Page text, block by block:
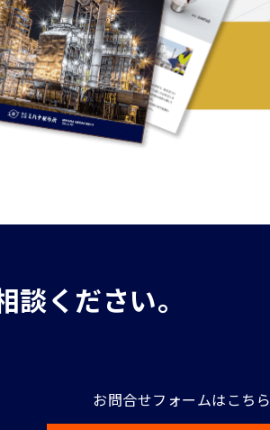
ください。
お問合せフォームはこちら